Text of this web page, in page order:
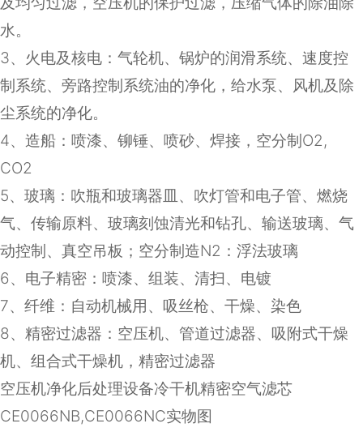
水。
3、火电及核电：气轮机、锅炉的润滑系统、速度控
制系统、旁路控制系统油的净化，给水泵、风机及除
尘系统的净化。
4、造船：喷漆、铆锤、喷砂、焊接，空分制 O2,
CO2
5、玻璃：吹瓶和玻璃器皿、吹灯管和电子管、燃烧
气、传输原料、玻璃刻蚀清光和钻孔、输送玻璃、气
动控制、真空吊板；空分制造N2 ：浮法玻璃
6、电子精密：喷漆、组装、清扫、电镀
7、纤维：自动机械用、吸丝枪、干燥、染色
8、精密过滤器：空压机、管道过滤器、吸附式干燥
机、组合式干燥机，精密过滤器
空压机净化后处理设备冷干机精密空气滤芯
CE0066NB,CE0066NC实物图